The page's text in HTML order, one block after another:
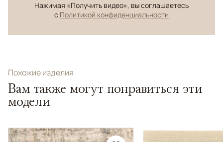
Нажимая «Получить видео», вы соглашаетесь
с Политикой конфиденциальности
Похожие изделия
Вам также могут понравиться эти
модели